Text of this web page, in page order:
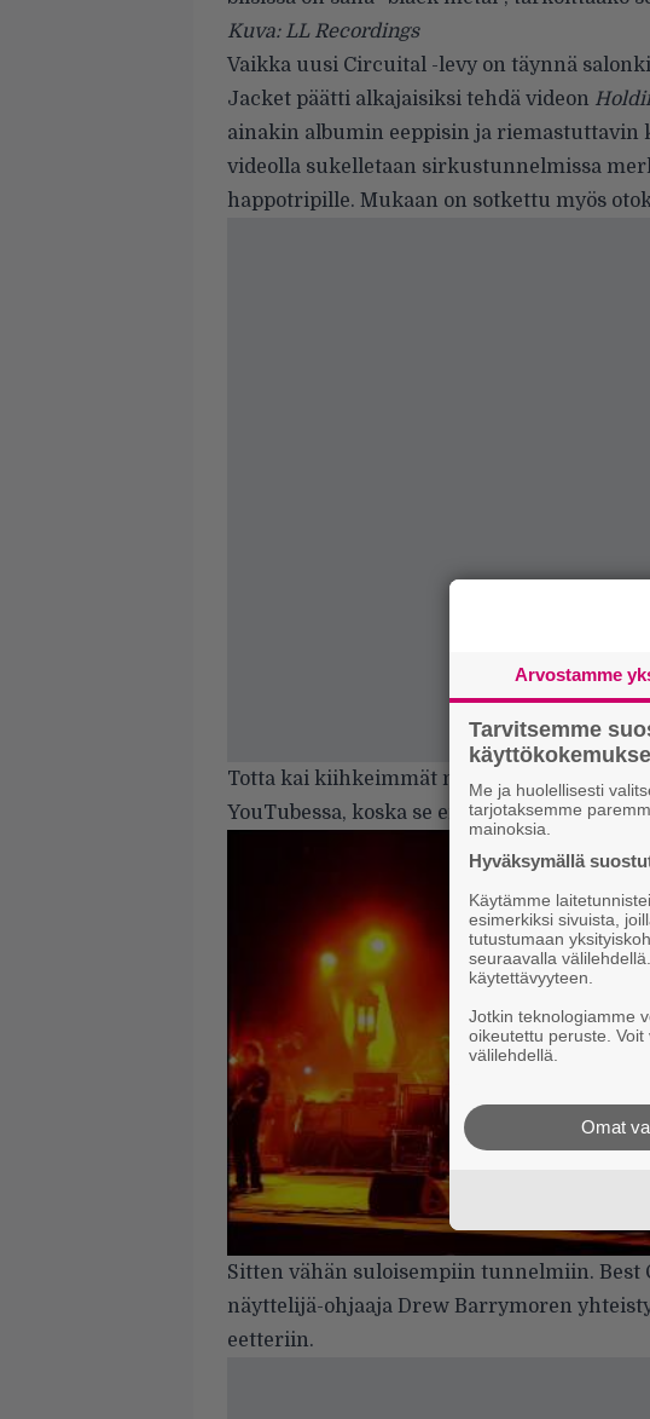
Kuva: LL Recordings
Vaikka uusi Circuital -levy on täynnä
Jacket päätti alkajaisiksi tehdä videon
ainakin albumin eeppisin ja riemastuttavin
videolla sukelletaan sirkustunnelmissa
happotripille. Mukaan on sotkettu myös
Totta kai kiihkeimmät metallipuristit ovat jo
YouTubessa, koska se ei ole oikeata black
Sitten vähän suloisempiin tunnelmiin. Best
näyttelijä-ohjaaja Drew Barrymoren
eetteriin.
Arvostamme
Tarvitsemme
Me ja huolellisesti
tarjotaksemme
mainoksia.
Hyväksymällä
Käytämme
esimerkiksi sivuista,
tutustumaan
seuraavalla
käytettävyyteen.
Jotkin teknologiamme
oikeutettu peruste.
välilehdellä.
Omat